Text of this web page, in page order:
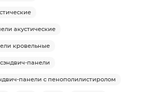
акустические
кровельные
панели
панели с пенополилистиролом